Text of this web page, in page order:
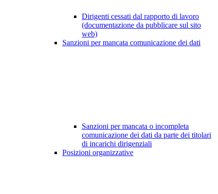
Dirigenti cessati dal rapporto di lavoro
(documentazione da pubblicare sul sito
web)
Sanzioni per mancata comunicazione dei dati
Sanzioni per mancata o incompleta
comunicazione dei dati da parte dei titolari
di incarichi dirigenziali
Posizioni organizzative